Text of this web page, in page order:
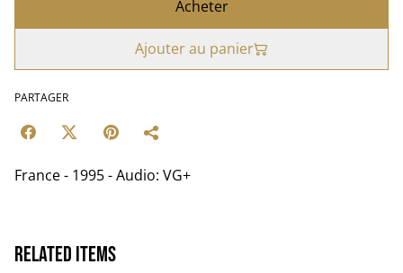
Acheter
Ajouter au panier
PARTAGER
France - 1995 - Audio: VG+
Related items